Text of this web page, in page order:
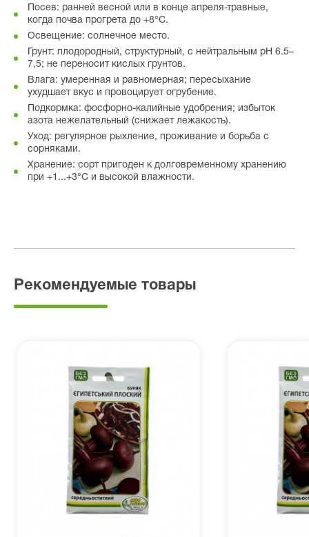
Посев: ранней весной или в конце апреля-травные,
когда почва прогрета до +8°C.
Освещение: солнечное место.
Грунт: плодородный, структурный, с нейтральным pH 6.5–
7,5; не переносит кислых грунтов.
Влага: умеренная и равномерная; пересыхание
ухудшает вкус и провоцирует огрубение.
Подкормка: фосфорно-калийные удобрения; избыток
азота нежелательный (снижает лежакость).
Уход: регулярное рыхление, проживание и борьба с
сорняками.
Хранение: сорт пригоден к долговременному хранению
при +1...+3°C и высокой влажности.
Рекомендуемые товары